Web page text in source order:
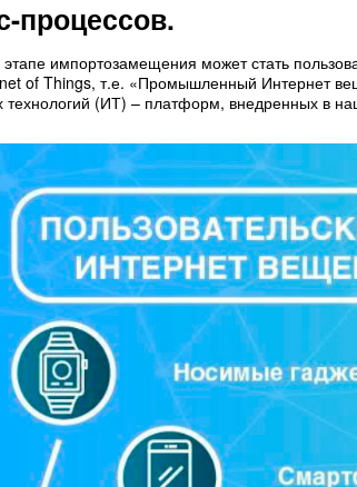
процессов.
импортозамещения может стать
of Things, т.е. «Промышленный Интернет
(ИТ) – платформ, внедренных в